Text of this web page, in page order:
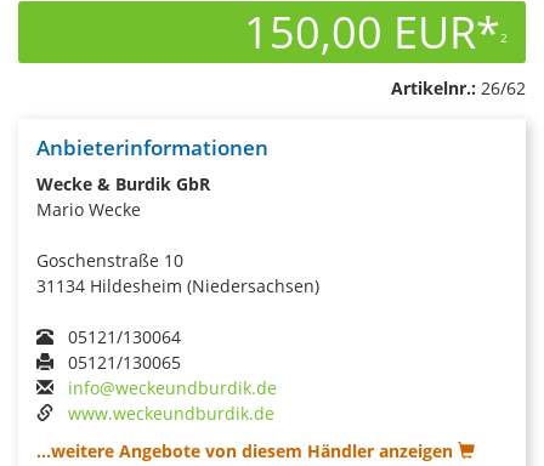
150,00 EUR*2
Artikelnr.: 26/62
Anbieterinformationen
Wecke & Burdik GbR
Mario Wecke
Goschenstraße 10
31134 Hildesheim (Niedersachsen)
05121/130064
05121/130065
info@weckeundburdik.de
www.weckeundburdik.de
...weitere Angebote von diesem Händler anzeigen